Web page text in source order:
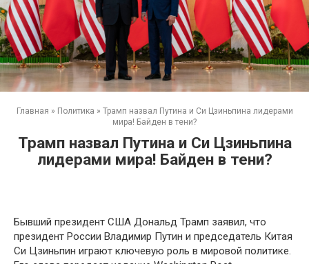
Главная » Политика » Трамп назвал Путина и Си Цзиньпина лидерами
мира! Байден в тени?
Трамп назвал Путина и Си Цзиньпина
лидерами мира! Байден в тени?
Бывший президент США Дональд Трамп заявил, что
президент России Владимир Путин и председатель Китая
Си Цзиньпин играют ключевую роль в мировой политике.